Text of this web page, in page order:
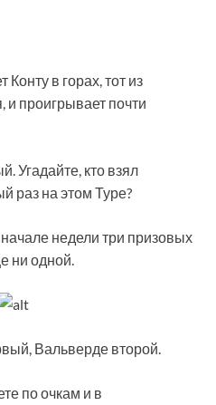
в горах, тот из
и проигрывает почти
Угадайте, кто взял
раз на этом Туре?
недели три призовых
ни одной.
Вальверде второй.
по очкам и в